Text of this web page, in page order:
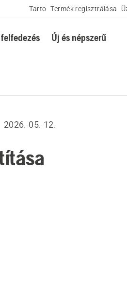
Tarto Termék regisztrálása
Új és népszerű
2026. 05. 12.